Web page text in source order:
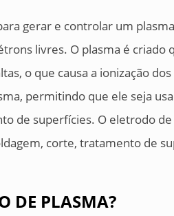
gerar e controlar um
livres. O plasma é criado
o que causa a ionização
permitindo que ele seja
de superfícies. O eletrodo de
corte, tratamento de
DE PLASMA?